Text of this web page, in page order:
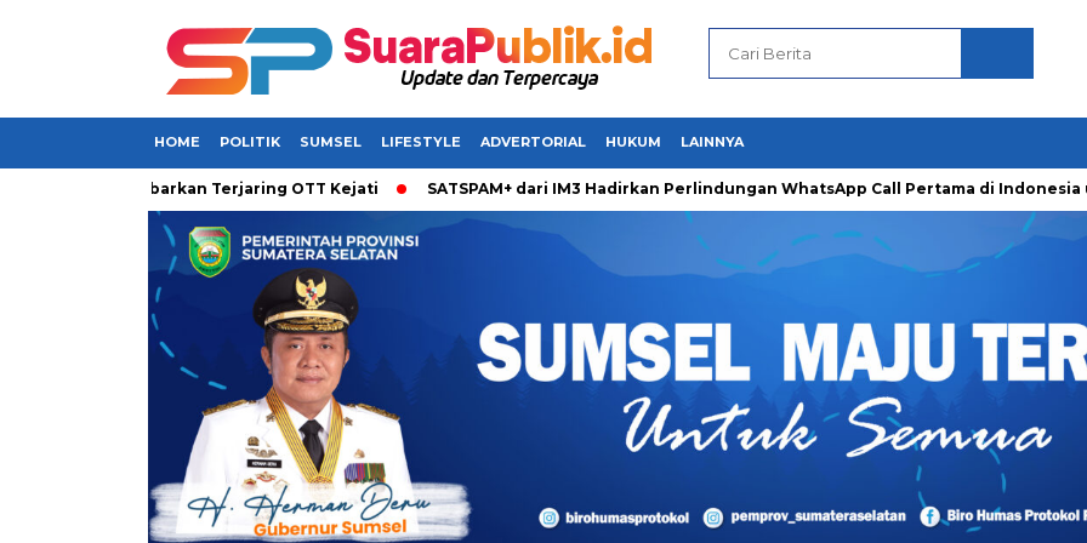
HOME POLITIK SUMSEL LIFESTYLE ADVERTORIAL HUKUM LAINNYA
Dikabarkan Terjaring OTT Kejati SATSPAM+ dari IM3 Hadirkan Perlindungan WhatsApp Call Pertama di Indonesia untuk